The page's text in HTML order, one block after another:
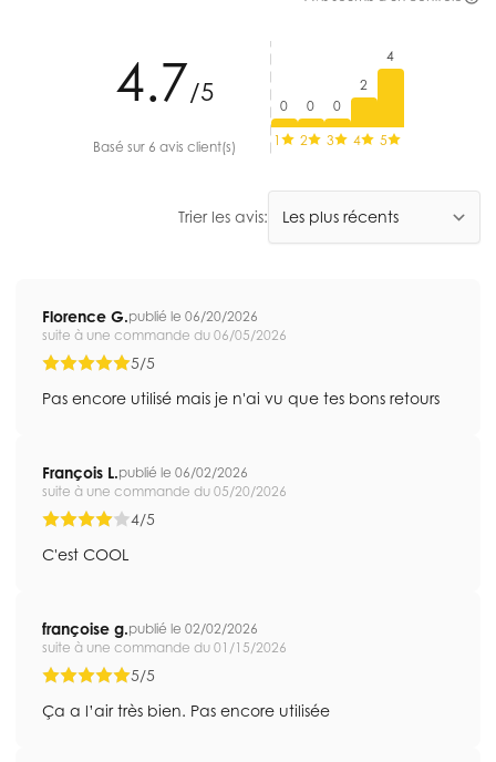
4.7/5
Basé sur 6 avis client(s)
0
1
0
2
0
3
2
4
4
5
Trier les avis:
Florence G.publié le 06/20/2026
suite à une commande du 06/05/2026
5/5
Pas encore utilisé mais je n'ai vu que tes bons retours
François L.publié le 06/02/2026
suite à une commande du 05/20/2026
4/5
C'est COOL
françoise g.publié le 02/02/2026
suite à une commande du 01/15/2026
5/5
Ça a l’air très bien. Pas encore utilisée